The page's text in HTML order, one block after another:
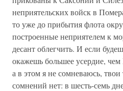
неприятельских войск в
то уже до прибытия флота
построенные неприятелем к
десант облегчить. И если
окажешь большее усердие,
а в этом я не сомневаюсь,
сомнений нет: в шесть-семь